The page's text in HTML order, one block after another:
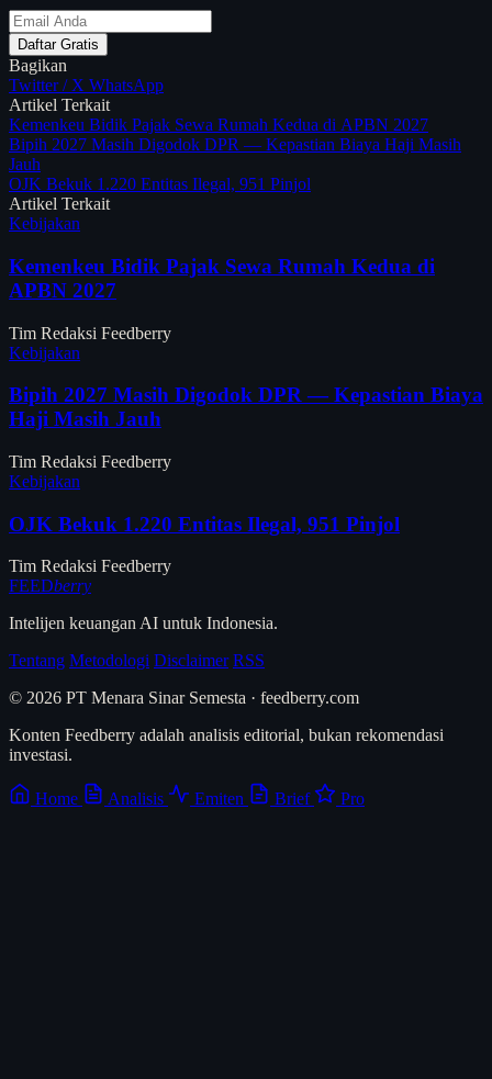
Daftar Gratis
Bagikan
Twitter / X WhatsApp
Artikel Terkait
Kemenkeu Bidik Pajak Sewa Rumah Kedua di APBN 2027
Bipih 2027 Masih Digodok DPR — Kepastian Biaya Haji Masih
Jauh
OJK Bekuk 1.220 Entitas Ilegal, 951 Pinjol
Artikel Terkait
Kebijakan
Kemenkeu Bidik Pajak Sewa Rumah Kedua di
APBN 2027
Tim Redaksi Feedberry
Kebijakan
Bipih 2027 Masih Digodok DPR — Kepastian Biaya
Haji Masih Jauh
Tim Redaksi Feedberry
Kebijakan
OJK Bekuk 1.220 Entitas Ilegal, 951 Pinjol
Tim Redaksi Feedberry
FEEDberry
Intelijen keuangan AI untuk Indonesia.
Tentang Metodologi Disclaimer RSS
© 2026 PT Menara Sinar Semesta · feedberry.com
Konten Feedberry adalah analisis editorial, bukan rekomendasi
investasi.
Home Analisis Emiten Brief Pro